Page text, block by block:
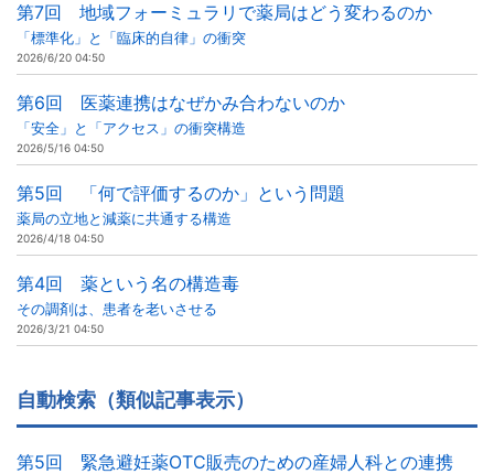
第7回 地域フォーミュラリで薬局はどう変わるのか
「標準化」と「臨床的自律」の衝突
2026/6/20 04:50
第6回 医薬連携はなぜかみ合わないのか
「安全」と「アクセス」の衝突構造
2026/5/16 04:50
第5回 「何で評価するのか」という問題
薬局の立地と減薬に共通する構造
2026/4/18 04:50
第4回 薬という名の構造毒
その調剤は、患者を老いさせる
2026/3/21 04:50
自動検索（類似記事表示）
第5回 緊急避妊薬OTC販売のための産婦人科との連携